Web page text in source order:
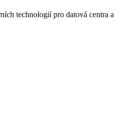
technologií pro datová centra a